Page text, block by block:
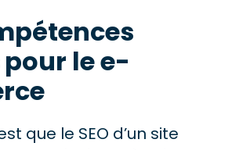
le e-
que le SEO d’un site